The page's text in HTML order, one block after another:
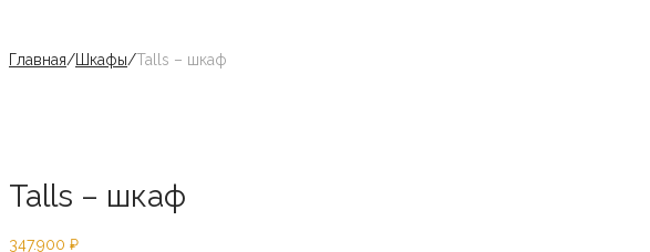
Главная/ Шкафы/Talls – шкаф
Talls – шкаф
347.900 ₽